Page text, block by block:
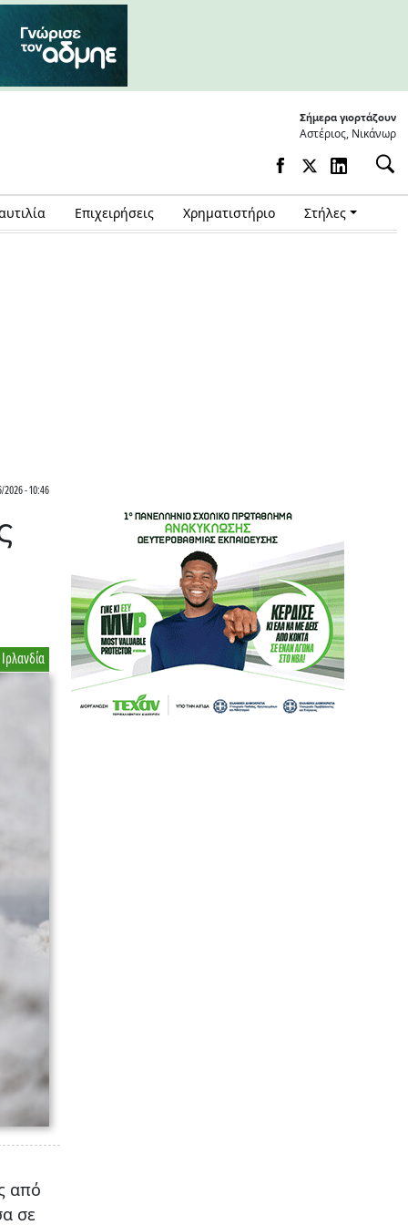
Σήμερα γιορτάζουν
Αστέριος, Νικάνωρ
Επιχειρήσεις Χρηματιστήριο Στήλες
2026 - 10:46
Ιρλανδία
από
σε